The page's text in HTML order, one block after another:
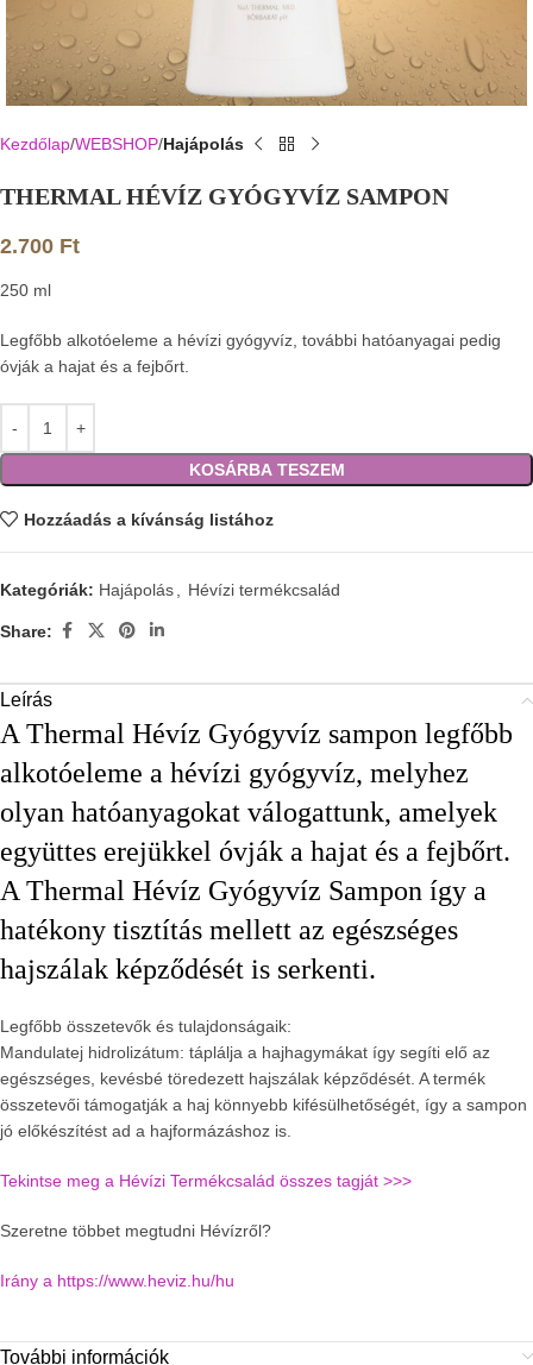
Kezdőlap WEBSHOP Hajápolás
THERMAL HÉVÍZ GYÓGYVÍZ SAMPON
2.700 Ft
250 ml
Legfőbb alkotóeleme a hévízi gyógyvíz, további hatóanyagai pedig
óvják a hajat és a fejbőrt.
KOSÁRBA TESZEM
Hozzáadás a kívánság listához
Kategóriák: Hajápolás Hévízi termékcsalád
Share:
Leírás
A Thermal Hévíz Gyógyvíz sampon legfőbb
alkotóeleme a hévízi gyógyvíz, melyhez
olyan hatóanyagokat válogattunk, amelyek
együttes erejükkel óvják a hajat és a fejbőrt.
A Thermal Hévíz Gyógyvíz Sampon így a
hatékony tisztítás mellett az egészséges
hajszálak képződését is serkenti.
Legfőbb összetevők és tulajdonságaik:
Mandulatej hidrolizátum: táplálja a hajhagymákat így segíti elő az
egészséges, kevésbé töredezett hajszálak képződését. A termék
összetevői támogatják a haj könnyebb kifésülhetőségét, így a sampon
jó előkészítést ad a hajformázáshoz is.
Tekintse meg a Hévízi Termékcsalád összes tagját >>>
Szeretne többet megtudni Hévízről?
Irány a https://www.heviz.hu/hu
További információk